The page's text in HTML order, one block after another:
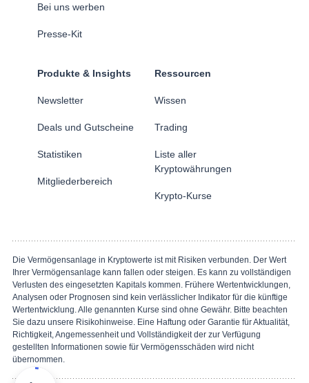
Bei uns werben
Presse-Kit
Produkte & Insights
Newsletter
Deals und Gutscheine
Statistiken
Mitgliederbereich
Ressourcen
Wissen
Trading
Liste aller
Kryptowährungen
Krypto-Kurse
Die Vermögensanlage in Kryptowerte ist mit Risiken verbunden. Der Wert
Ihrer Vermögensanlage kann fallen oder steigen. Es kann zu vollständigen
Verlusten des eingesetzten Kapitals kommen. Frühere Wertentwicklungen,
Analysen oder Prognosen sind kein verlässlicher Indikator für die künftige
Wertentwicklung. Alle genannten Kurse sind ohne Gewähr. Bitte beachten
Sie dazu unsere Risikohinweise. Eine Haftung oder Garantie für Aktualität,
Richtigkeit, Angemessenheit und Vollständigkeit der zur Verfügung
gestellten Informationen sowie für Vermögensschäden wird nicht
übernommen.